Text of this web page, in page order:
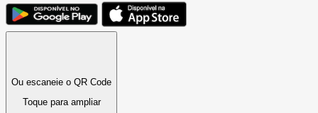
Ou escaneie o QR Code
Toque para ampliar